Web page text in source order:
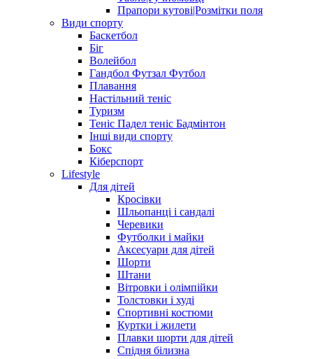
Прапори кутові|Розмітки поля
Види спорту
Баскетбол
Біг
Волейбол
Гандбол Футзал Футбол
Плавання
Настільний теніс
Туризм
Теніс Падел теніс Бадмінтон
Інші види спорту
Бокс
Кіберспорт
Lifestyle
Для дітей
Кросівки
Шльопанці і сандалі
Черевики
Футболки і майки
Аксесуари для дітей
Шорти
Штани
Вітровки і олімпійки
Толстовки і худі
Спортивні костюми
Куртки і жилети
Плавки шорти для дітей
Спідня білизна